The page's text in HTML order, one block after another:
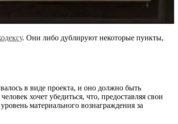
. Они либо дублируют некоторые пункты,
в виде проекта, и оно должно быть
хочет убедиться, что, предоставляя свои
материального вознаграждения за